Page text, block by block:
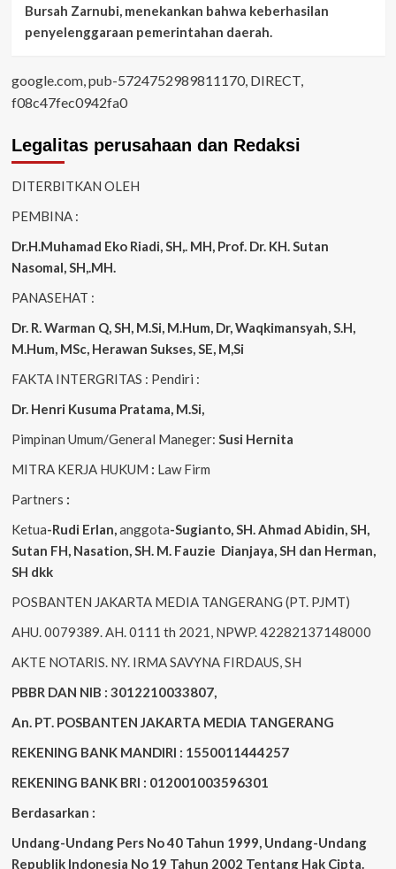
Bursah Zarnubi, menekankan bahwa keberhasilan
penyelenggaraan pemerintahan daerah.
google.com, pub-5724752989811170, DIRECT,
f08c47fec0942fa0
Legalitas perusahaan dan Redaksi
DITERBITKAN OLEH
PEMBINA :
Dr.H.Muhamad Eko Riadi, SH,. MH, Prof. Dr. KH. Sutan
Nasomal, SH,.MH.
PANASEHAT :
Dr. R. Warman Q, SH, M.Si, M.Hum, Dr, Waqkimansyah, S.H,
M.Hum, MSc, Herawan Sukses, SE, M,Si
FAKTA INTERGRITAS : Pendiri :
Dr. Henri Kusuma Pratama, M.Si,
Pimpinan Umum/General Maneger: Susi Hernita
MITRA KERJA HUKUM : Law Firm
Partners :
Ketua-Rudi Erlan,anggota-Sugianto, SH. Ahmad Abidin, SH,
Sutan FH, Nasation, SH. M. Fauzie Dianjaya, SH dan Herman,
SH dkk
POSBANTEN JAKARTA MEDIA TANGERANG (PT. PJMT)
AHU. 0079389. AH. 0111 th 2021, NPWP. 42282137148000
AKTE NOTARIS. NY. IRMA SAVYNA FIRDAUS, SH
PBBR DAN NIB : 3012210033807,
An. PT. POSBANTEN JAKARTA MEDIA TANGERANG
REKENING BANK MANDIRI : 1550011444257
REKENING BANK BRI : 012001003596301
Berdasarkan :
Undang-Undang Pers No 40 Tahun 1999, Undang-Undang
Republik Indonesia No 19 Tahun 2002 Tentang Hak Cipta.